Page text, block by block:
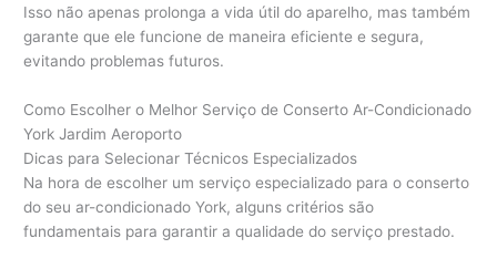
Isso não apenas prolonga a vida útil do aparelho, mas também
garante que ele funcione de maneira eficiente e segura,
evitando problemas futuros.
Como Escolher o Melhor Serviço de Conserto Ar-Condicionado
York Jardim Aeroporto
Dicas para Selecionar Técnicos Especializados
Na hora de escolher um serviço especializado para o conserto
do seu ar-condicionado York, alguns critérios são
fundamentais para garantir a qualidade do serviço prestado.